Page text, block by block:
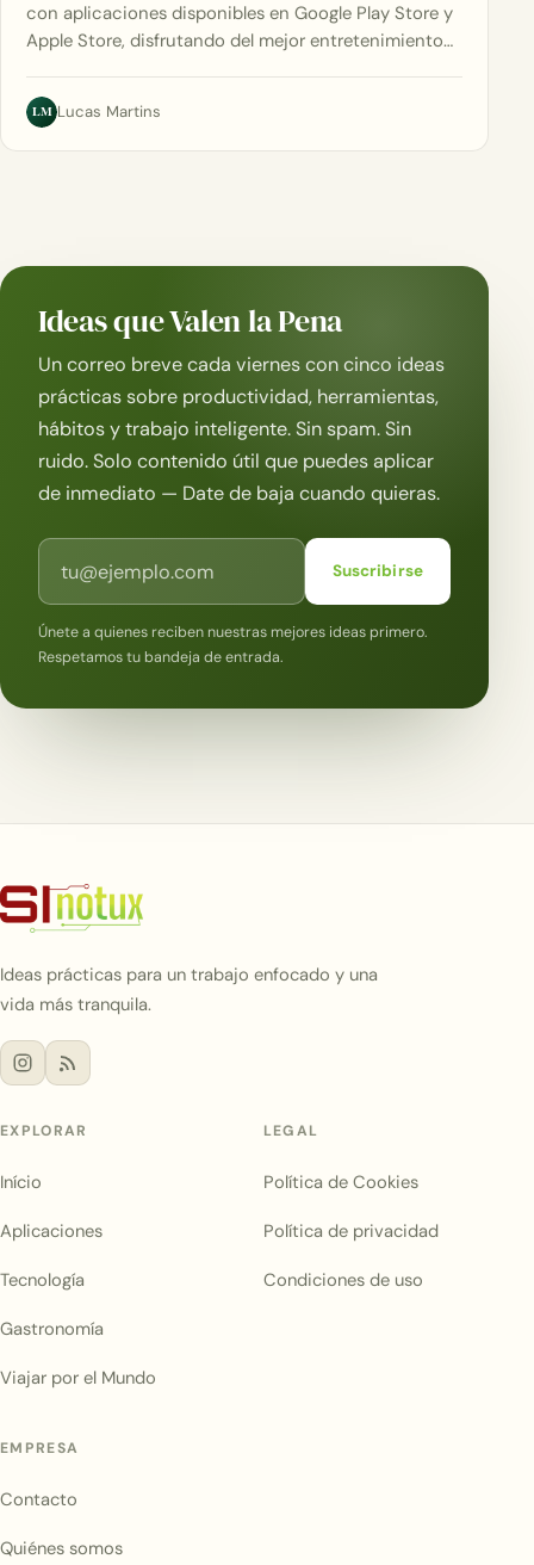
con aplicaciones disponibles en Google Play Store y
Apple Store, disfrutando del mejor entretenimiento…
LM Lucas Martins
Ideas que Valen la Pena
Un correo breve cada viernes con cinco ideas
prácticas sobre productividad, herramientas,
hábitos y trabajo inteligente. Sin spam. Sin
ruido. Solo contenido útil que puedes aplicar
de inmediato — Date de baja cuando quieras.
Correo electrónico
Suscribirse
Únete a quienes reciben nuestras mejores ideas primero.
Respetamos tu bandeja de entrada.
Ideas prácticas para un trabajo enfocado y una
vida más tranquila.
EXPLORAR
Início
Aplicaciones
Tecnología
Gastronomía
Viajar por el Mundo
LEGAL
Política de Cookies
Política de privacidad
Condiciones de uso
EMPRESA
Contacto
Quiénes somos